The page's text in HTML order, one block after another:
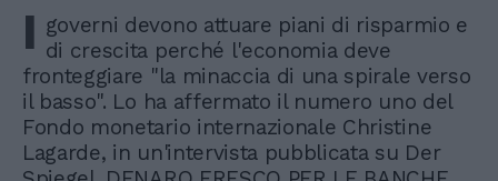
I governi devono attuare piani di risparmio e
di crescita perché l'economia deve
fronteggiare "la minaccia di una spirale verso
il basso". Lo ha affermato il numero uno del
Fondo monetario internazionale Christine
Lagarde, in un'intervista pubblicata su Der